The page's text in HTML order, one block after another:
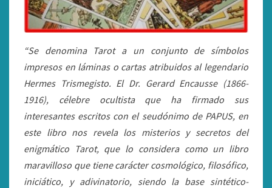
“Se denomina Tarot a un conjunto de símbolos
impresos en láminas o cartas atribuidos al legendario
Hermes Trismegisto. El Dr. Gerard Encausse (1866-
1916), célebre ocultista que ha firmado sus
interesantes escritos con el seudónimo de PAPUS, en
este libro nos revela los misterios y secretos del
enigmático Tarot, que lo considera como un libro
maravilloso que tiene carácter cosmológico, filosófico,
iniciático, y adivinatorio, siendo la base sintético-